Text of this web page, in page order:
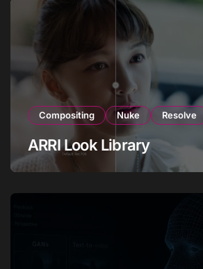
Compositing Nuke Resolve
ARRI Look Library